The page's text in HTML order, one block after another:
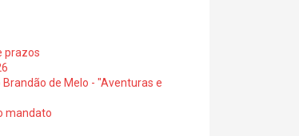
prazos
de Melo - "Aventuras e
mandato